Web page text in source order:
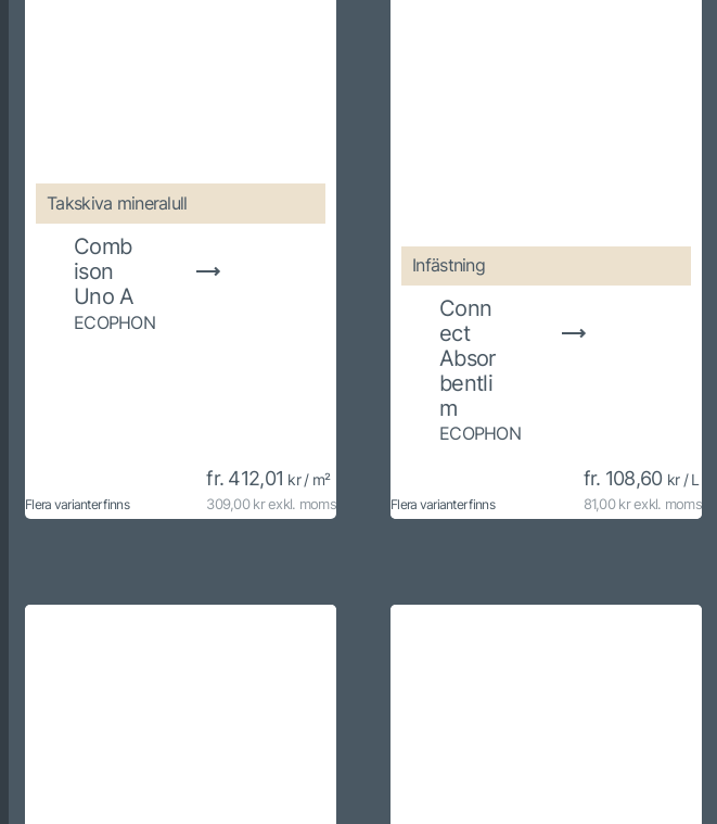
Takskiva mineralull
Comb
ison
Uno A
ECOPHON
Flera varianter finns
fr. 412,01 kr / m²
309,00 kr exkl. moms
Infästning
Conn
ect
Absor
bentli
m
ECOPHON
Flera varianter finns
fr. 108,60 kr / L
81,00 kr exkl. moms